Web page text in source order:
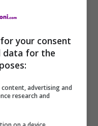
un
anche di un
come un
your consent
data for the
advertising and
research and